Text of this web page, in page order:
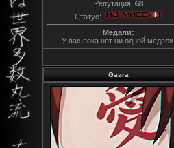
Репутация: 68
Статус:
Медали:
У вас пока нет ни одной медали.
Gaara